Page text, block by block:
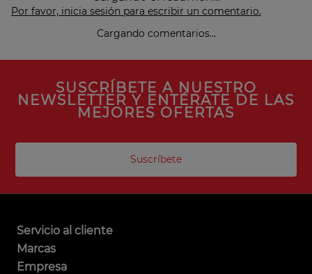
Por favor, inicia sesión para escribir un comentario.
Cargando comentarios…
SUSCRÍBETE A NUESTRO
NEWSLETTER Y ENTÉRATE DE LAS
MEJORES OFERTAS
Suscríbete
Servicio al cliente
Marcas
Empresa